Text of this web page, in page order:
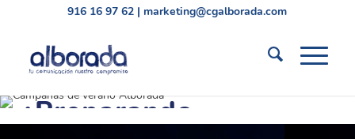
916 16 97 62 | marketing@cgalborada.com
¿Preparando